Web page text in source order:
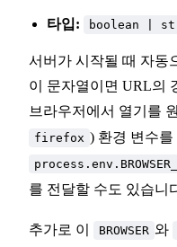
타입: boolean |
서버가 시작될 때 자동
이 문자열이면 URL의
브라우저에서 열기를
firefox ) 환경 변수
를 전달할 수도 있습니
추가로 이 BROWSER 와